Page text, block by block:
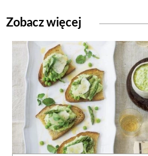
Zobacz więcej